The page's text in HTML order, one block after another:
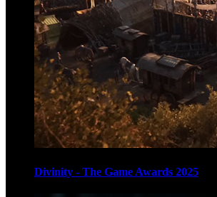
Divinity - The Game Awards 2025